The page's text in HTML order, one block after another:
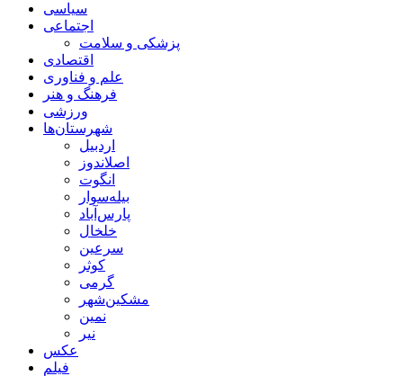
سیاسی
اجتماعی
پزشکی و سلامت
اقتصادی
علم و فناوری
فرهنگ و هنر
ورزشی
شهرستان‌ها
اردبیل
اصلاندوز
انگوت
بیله‌سوار
پارس‌آباد
خلخال
سرعین
کوثر
گرمی
مشکین‌شهر
نمین
نیر
عکس
فیلم